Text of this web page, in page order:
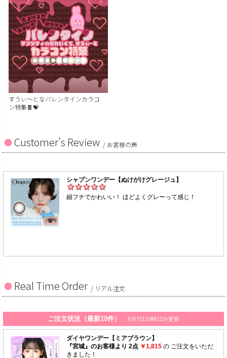
すうぃ～となバレンタインカラコ
ン特集🍫💝
Customer's Review / お客様の声
Real Time Order / リアル注文